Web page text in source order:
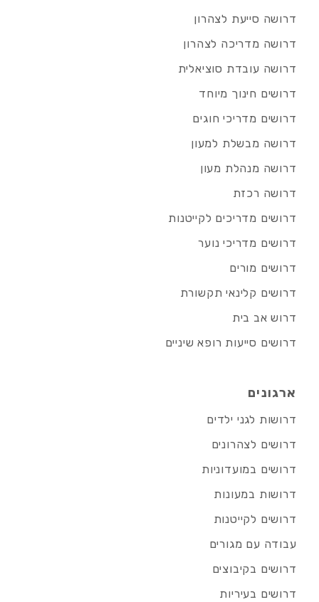
דרושה סייעת לצהרון
דרושה מדריכה לצהרון
דרושה עובדת סוציאלית
דרושים חינוך מיוחד
דרושים מדריכי חוגים
דרושה מבשלת למעון
דרושה מנהלת מעון
דרושה רכזת
דרושים מדריכים לקייטנות
דרושים מדריכי נוער
דרושים מורים
דרושים קלינאי תקשורת
דרוש אב בית
דרושים סייעות רופא שיניים
ארגונים
דרושות לגני ילדים
דרושים לצהרונים
דרושים במועדוניות
דרושות במעונות
דרושים לקייטנות
עבודה עם מגורים
דרושים בקיבוצים
דרושים בעיריות